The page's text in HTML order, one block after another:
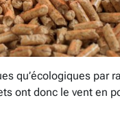
qu’écologiques par
ont donc le vent en